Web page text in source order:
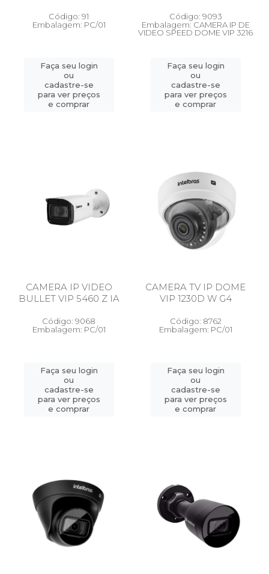
Código: 91
Embalagem: PC/01
Faça seu login
ou
cadastre-se
para ver preços
e comprar
Código: 9093
Embalagem: CAMERA IP DE
VIDEO SPEED DOME VIP 3216
Faça seu login
ou
cadastre-se
para ver preços
e comprar
CAMERA IP VIDEO
BULLET VIP 5460 Z IA
Código: 9068
Embalagem: PC/01
Faça seu login
ou
cadastre-se
para ver preços
e comprar
CAMERA TV IP DOME
VIP 1230D W G4
Código: 8762
Embalagem: PC/01
Faça seu login
ou
cadastre-se
para ver preços
e comprar